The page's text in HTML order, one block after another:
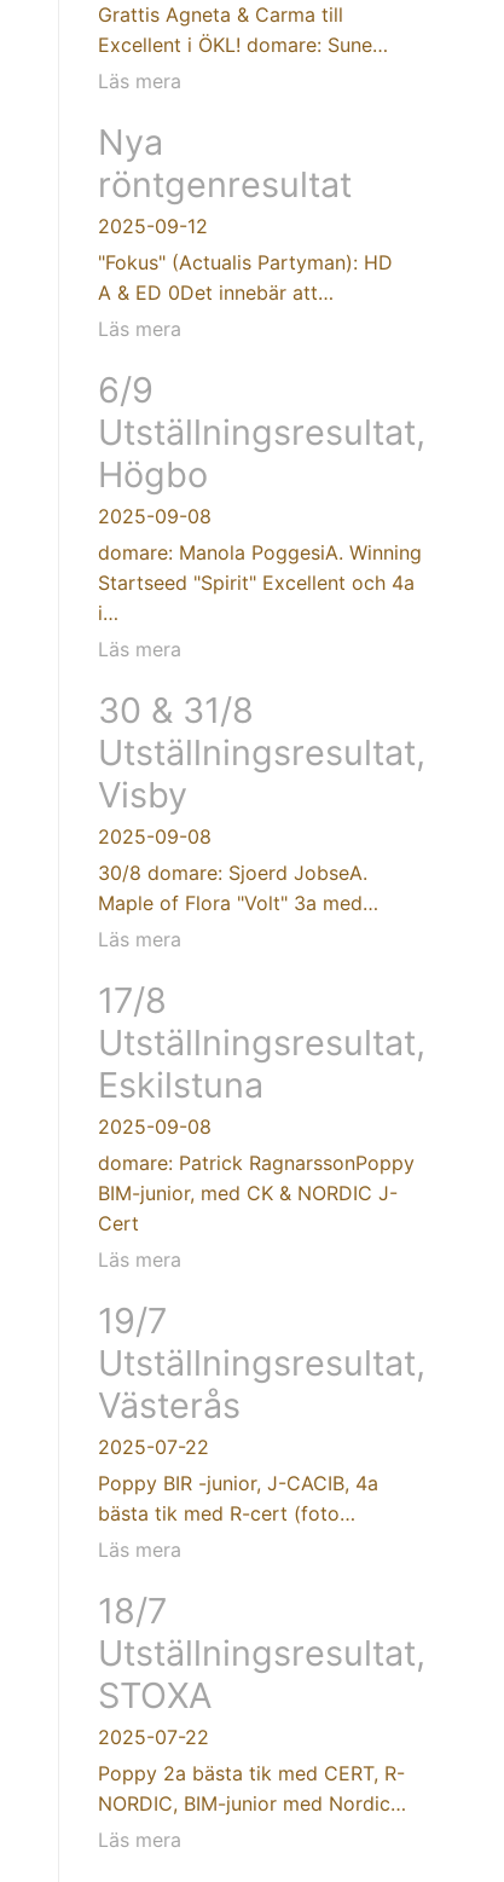
Grattis Agneta & Carma till
Excellent i ÖKL! domare: Sune…
Läs mera
Nya
röntgenresultat
2025-09-12
"Fokus" (Actualis Partyman): HD
A & ED 0Det innebär att…
Läs mera
6/9
Utställningsresultat,
Högbo
2025-09-08
domare: Manola PoggesiA. Winning
Startseed "Spirit" Excellent och 4a
i…
Läs mera
30 & 31/8
Utställningsresultat,
Visby
2025-09-08
30/8 domare: Sjoerd JobseA.
Maple of Flora "Volt" 3a med…
Läs mera
17/8
Utställningsresultat,
Eskilstuna
2025-09-08
domare: Patrick RagnarssonPoppy
BIM-junior, med CK & NORDIC J-
Cert
Läs mera
19/7
Utställningsresultat,
Västerås
2025-07-22
Poppy BIR -junior, J-CACIB, 4a
bästa tik med R-cert (foto…
Läs mera
18/7
Utställningsresultat,
STOXA
2025-07-22
Poppy 2a bästa tik med CERT, R-
NORDIC, BIM-junior med Nordic…
Läs mera